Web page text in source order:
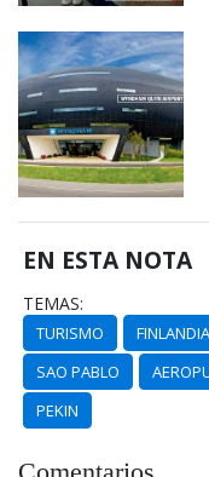
EN ESTA NOTA
TEMAS:
TURISMO FINLANDIA
SAO PABLO
PEKIN